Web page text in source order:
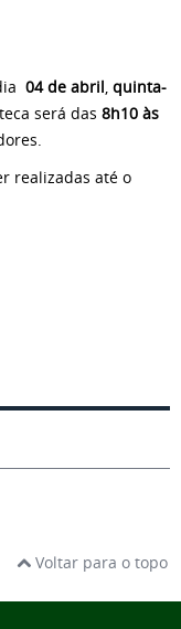
04 de abril, quinta-
será das 8h10 às
realizadas até o
Voltar para o topo